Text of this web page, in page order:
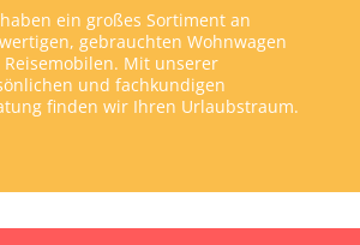
ein großes Sortiment an
gebrauchten Wohnwagen
Reisemobilen. Mit unserer
und fachkundigen
finden wir Ihren Urlaubstraum.